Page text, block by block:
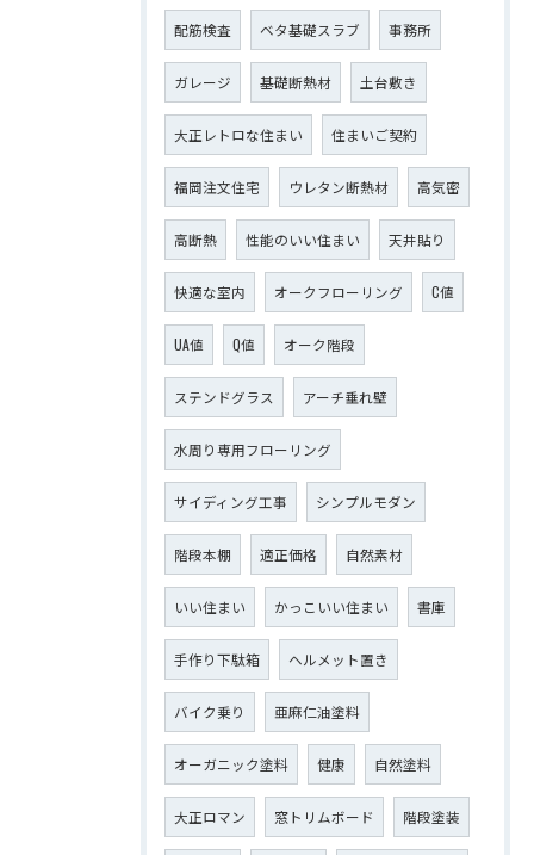
配筋検査 ベタ基礎スラブ 事務所
ガレージ 基礎断熱材 土台敷き
大正レトロな住まい 住まいご契約
福岡注文住宅 ウレタン断熱材 高気密
高断熱 性能のいい住まい 天井貼り
快適な室内 オークフローリング C値
UA値 Q値 オーク階段
ステンドグラス アーチ垂れ壁
水周り専用フローリング
サイディング工事 シンプルモダン
階段本棚 適正価格 自然素材
いい住まい かっこいい住まい 書庫
手作り下駄箱 ヘルメット置き
バイク乗り 亜麻仁油塗料
オーガニック塗料 健康 自然塗料
大正ロマン 窓トリムボード 階段塗装